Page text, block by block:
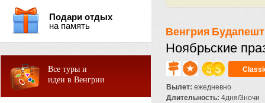
Подари отдых
на память
Все туры и
идеи в Венгрии
Венгрия Будапешт
Ноябрьские
Вылет: ежедневно
Длительность: 4дня/3ночи